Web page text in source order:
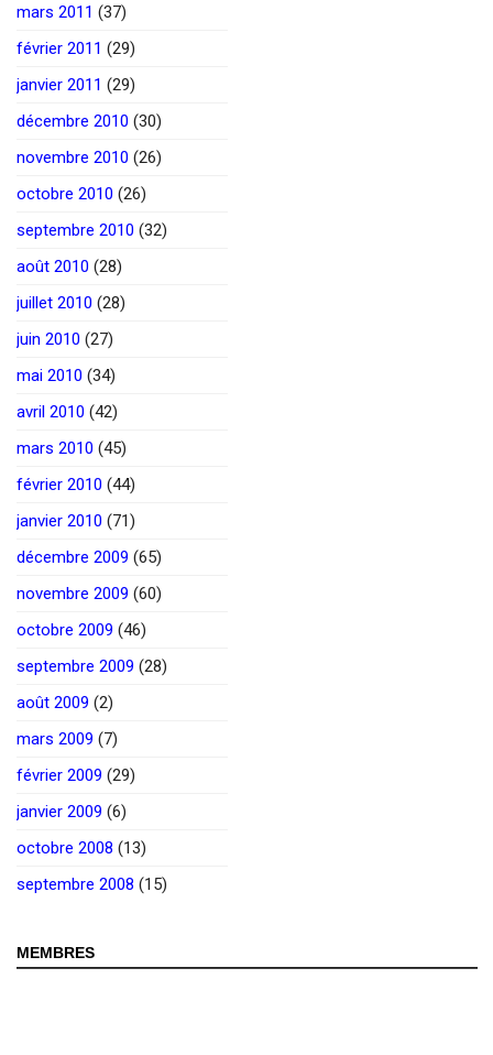
mars 2011 (37)
février 2011 (29)
janvier 2011 (29)
décembre 2010 (30)
novembre 2010 (26)
octobre 2010 (26)
septembre 2010 (32)
août 2010 (28)
juillet 2010 (28)
juin 2010 (27)
mai 2010 (34)
avril 2010 (42)
mars 2010 (45)
février 2010 (44)
janvier 2010 (71)
décembre 2009 (65)
novembre 2009 (60)
octobre 2009 (46)
septembre 2009 (28)
août 2009 (2)
mars 2009 (7)
février 2009 (29)
janvier 2009 (6)
octobre 2008 (13)
septembre 2008 (15)
MEMBRES